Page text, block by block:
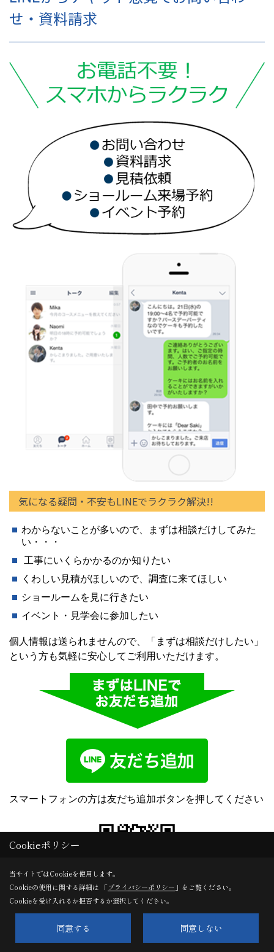
せ・資料請求
気になる疑問・不安もLINEでラクラク解決!!
わからないことが多いので、まずは相談だけしてみた
い・・・
工事にいくらかかるのか知りたい
くわしい見積がほしいので、調査に来てほしい
ショールームを見に行きたい
イベント・見学会に参加したい
個人情報は送られませんので、「まずは相談だけしたい」
という方も気軽に安心してご利用いただけます。
スマートフォンの方は友だち追加ボタンを押してください
Cookieポリシー
当サイトではCookieを使用します。
Cookieの使用に関する詳細は 「プライバシーポリシー 」をご覧ください。
Cookieを受け入れるか拒否するか選択してください。
同意する 同意しない